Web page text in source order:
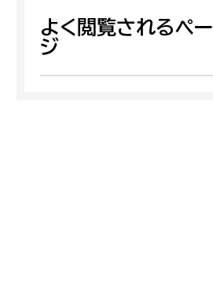
よく閲覧されるペー
ジ